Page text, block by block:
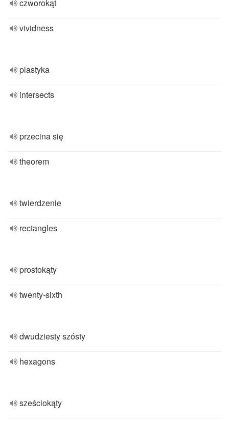
czworokąt
vividness
plastyka
intersects
przecina się
theorem
twierdzenie
rectangles
prostokąty
twenty-sixth
dwudziesty szósty
hexagons
sześciokąty